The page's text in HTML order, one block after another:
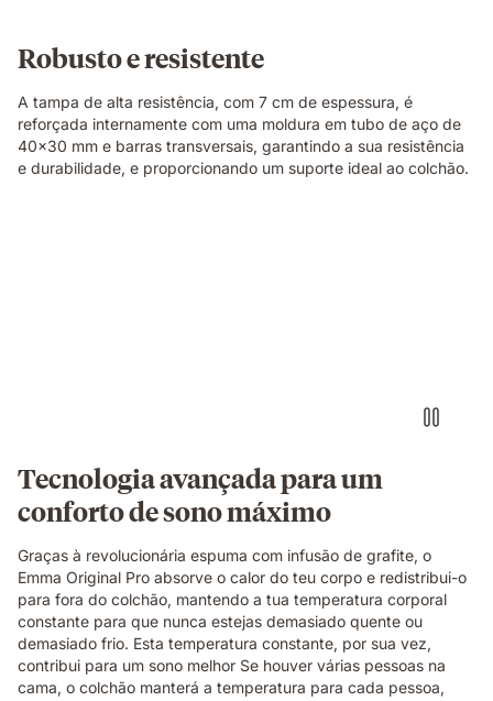
Robusto e resistente
A tampa de alta resistência, com 7 cm de espessura, é
reforçada internamente com uma moldura em tubo de aço de
40x30 mm e barras transversais, garantindo a sua resistência
e durabilidade, e proporcionando um suporte ideal ao colchão.
Tecnologia avançada para um
conforto de sono máximo
Graças à revolucionária espuma com infusão de grafite, o
Emma Original Pro absorve o calor do teu corpo e redistribui-o
para fora do colchão, mantendo a tua temperatura corporal
constante para que nunca estejas demasiado quente ou
demasiado frio. Esta temperatura constante, por sua vez,
contribui para um sono melhor Se houver várias pessoas na
cama, o colchão manterá a temperatura para cada pessoa,